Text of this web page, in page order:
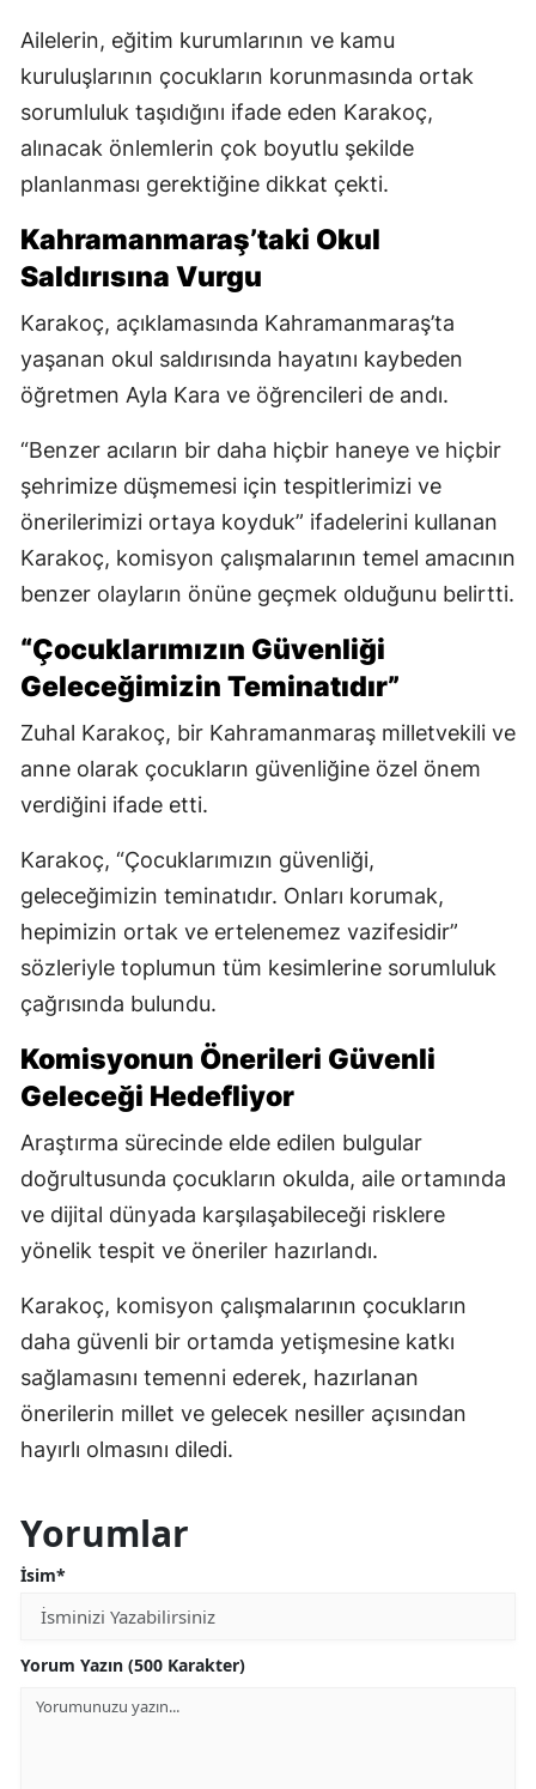
Ailelerin, eğitim kurumlarının ve kamu
kuruluşlarının çocukların korunmasında ortak
sorumluluk taşıdığını ifade eden Karakoç,
alınacak önlemlerin çok boyutlu şekilde
planlanması gerektiğine dikkat çekti.
Kahramanmaraş’taki Okul
Saldırısına Vurgu
Karakoç, açıklamasında Kahramanmaraş’ta
yaşanan okul saldırısında hayatını kaybeden
öğretmen Ayla Kara ve öğrencileri de andı.
“Benzer acıların bir daha hiçbir haneye ve hiçbir
şehrimize düşmemesi için tespitlerimizi ve
önerilerimizi ortaya koyduk” ifadelerini kullanan
Karakoç, komisyon çalışmalarının temel amacının
benzer olayların önüne geçmek olduğunu belirtti.
“Çocuklarımızın Güvenliği
Geleceğimizin Teminatıdır”
Zuhal Karakoç, bir Kahramanmaraş milletvekili ve
anne olarak çocukların güvenliğine özel önem
verdiğini ifade etti.
Karakoç, “Çocuklarımızın güvenliği,
geleceğimizin teminatıdır. Onları korumak,
hepimizin ortak ve ertelenemez vazifesidir”
sözleriyle toplumun tüm kesimlerine sorumluluk
çağrısında bulundu.
Komisyonun Önerileri Güvenli
Geleceği Hedefliyor
Araştırma sürecinde elde edilen bulgular
doğrultusunda çocukların okulda, aile ortamında
ve dijital dünyada karşılaşabileceği risklere
yönelik tespit ve öneriler hazırlandı.
Karakoç, komisyon çalışmalarının çocukların
daha güvenli bir ortamda yetişmesine katkı
sağlamasını temenni ederek, hazırlanan
önerilerin millet ve gelecek nesiller açısından
hayırlı olmasını diledi.
Yorumlar
İsim*
Yorum Yazın (500 Karakter)